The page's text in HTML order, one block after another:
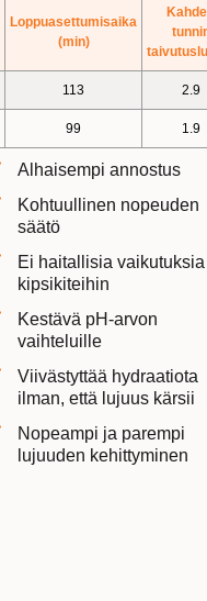
Loppuasettumisaika
(min)
113 2.9
99 1.9
Alhaisempi annostus
Kohtuullinen nopeuden
säätö
Ei haitallisia vaikutuksia
kipsikiteihin
Kestävä pH-arvon
vaihteluille
Viivästyttää hydraatiota
ilman, että lujuus kärsii
Nopeampi ja parempi
lujuuden kehittyminen